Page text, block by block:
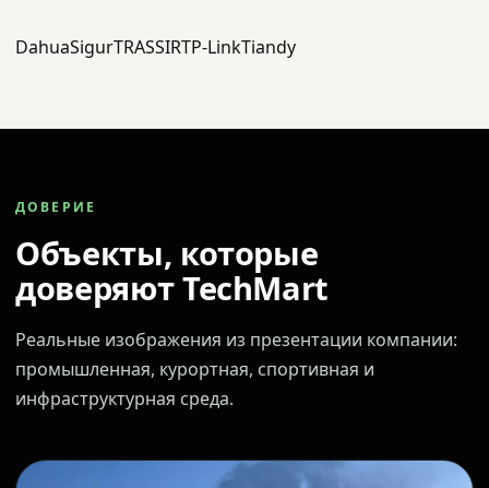
DahuaSigurTRASSIRTP-LinkTiandy
ДОВЕРИЕ
Объекты, которые
доверяют TechMart
Реальные изображения из презентации компании:
промышленная, курортная, спортивная и
инфраструктурная среда.